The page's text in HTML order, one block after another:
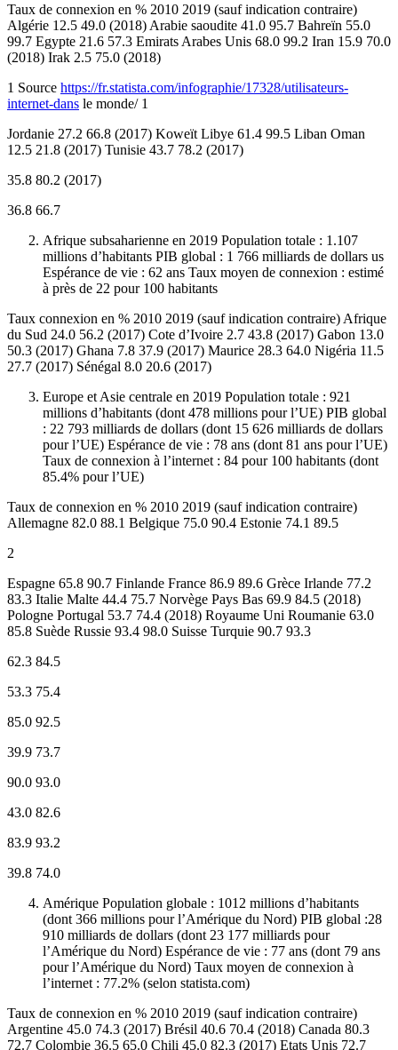
Taux de connexion en % 2010 2019 (sauf indication contraire)
Algérie 12.5 49.0 (2018) Arabie saoudite 41.0 95.7 Bahreïn 55.0
99.7 Egypte 21.6 57.3 Emirats Arabes Unis 68.0 99.2 Iran 15.9 70.0
(2018) Irak 2.5 75.0 (2018)
1 Source https://fr.statista.com/infographie/17328/utilisateurs-
internet-dans le monde/ 1
Jordanie 27.2 66.8 (2017) Koweït Libye 61.4 99.5 Liban Oman
12.5 21.8 (2017) Tunisie 43.7 78.2 (2017)
35.8 80.2 (2017)
36.8 66.7
Afrique subsaharienne en 2019 Population totale : 1.107
millions d’habitants PIB global : 1 766 milliards de dollars us
Espérance de vie : 62 ans Taux moyen de connexion : estimé
à près de 22 pour 100 habitants
Taux connexion en % 2010 2019 (sauf indication contraire) Afrique
du Sud 24.0 56.2 (2017) Cote d’Ivoire 2.7 43.8 (2017) Gabon 13.0
50.3 (2017) Ghana 7.8 37.9 (2017) Maurice 28.3 64.0 Nigéria 11.5
27.7 (2017) Sénégal 8.0 20.6 (2017)
Europe et Asie centrale en 2019 Population totale : 921
millions d’habitants (dont 478 millions pour l’UE) PIB global
: 22 793 milliards de dollars (dont 15 626 milliards de dollars
pour l’UE) Espérance de vie : 78 ans (dont 81 ans pour l’UE)
Taux de connexion à l’internet : 84 pour 100 habitants (dont
85.4% pour l’UE)
Taux de connexion en % 2010 2019 (sauf indication contraire)
Allemagne 82.0 88.1 Belgique 75.0 90.4 Estonie 74.1 89.5
2
Espagne 65.8 90.7 Finlande France 86.9 89.6 Grèce Irlande 77.2
83.3 Italie Malte 44.4 75.7 Norvège Pays Bas 69.9 84.5 (2018)
Pologne Portugal 53.7 74.4 (2018) Royaume Uni Roumanie 63.0
85.8 Suède Russie 93.4 98.0 Suisse Turquie 90.7 93.3
62.3 84.5
53.3 75.4
85.0 92.5
39.9 73.7
90.0 93.0
43.0 82.6
83.9 93.2
39.8 74.0
Amérique Population globale : 1012 millions d’habitants
(dont 366 millions pour l’Amérique du Nord) PIB global :28
910 milliards de dollars (dont 23 177 milliards pour
l’Amérique du Nord) Espérance de vie : 77 ans (dont 79 ans
pour l’Amérique du Nord) Taux moyen de connexion à
l’internet : 77.2% (selon statista.com)
Taux de connexion en % 2010 2019 (sauf indication contraire)
Argentine 45.0 74.3 (2017) Brésil 40.6 70.4 (2018) Canada 80.3
72.7 Colombie 36.5 65.0 Chili 45.0 82.3 (2017) Etats Unis 72.7